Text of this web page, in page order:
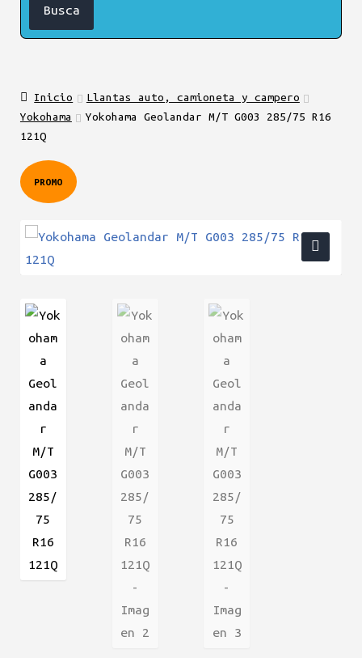
Inicio
Llantas auto, camioneta y campero
Yokohama
Yokohama Geolandar M/T G003 285/75 R16
121Q
PROMO